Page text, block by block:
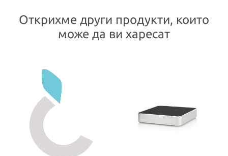
Открихме други продукти, които
може да ви харесат